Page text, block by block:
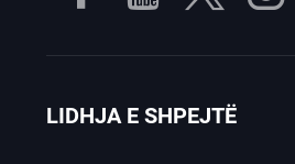
LIDHJA E SHPEJTË